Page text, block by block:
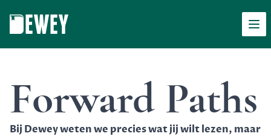
Forward Paths
Bij Dewey weten we precies wat jij wilt lezen, maar